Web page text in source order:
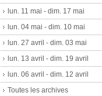
lun. 11 mai - dim. 17 mai
lun. 04 mai - dim. 10 mai
lun. 27 avril - dim. 03 mai
lun. 13 avril - dim. 19 avril
lun. 06 avril - dim. 12 avril
Toutes les archives